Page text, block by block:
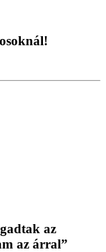
az
az árral”